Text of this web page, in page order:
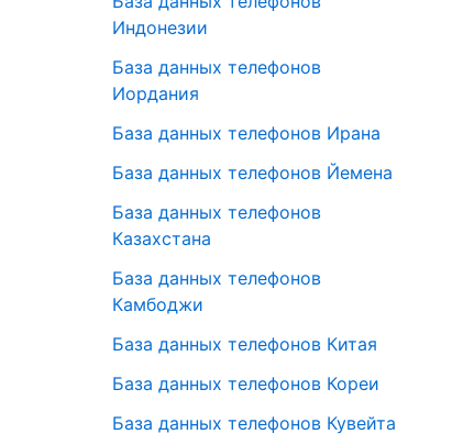
Индонезии
База данных телефонов
Иордания
База данных телефонов Ирана
База данных телефонов Йемена
База данных телефонов
Казахстана
База данных телефонов
Камбоджи
База данных телефонов Китая
База данных телефонов Кореи
База данных телефонов Кувейта